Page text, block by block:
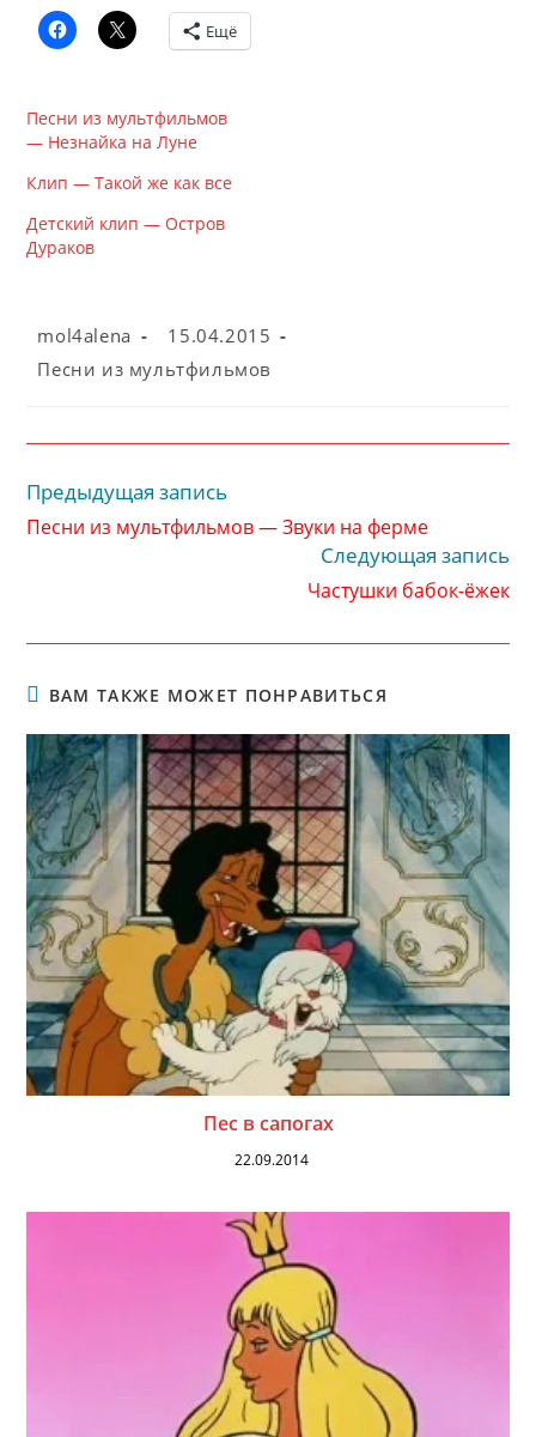
Ещё
Песни из мультфильмов
— Незнайка на Луне
Клип — Такой же как все
Детский клип — Остров
Дураков
Автор
mol4alena
Запись
15.04.2015
Рубрика
Песни из мультфильмов
Читать
статьи
Предыдущая запись
Песни из мультфильмов — Звуки на ферме
Следующая запись
Частушки бабок-ёжек
ВАМ ТАКЖЕ МОЖЕТ ПОНРАВИТЬСЯ
Пес в сапогах
22.09.2014